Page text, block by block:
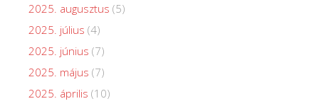
2025. augusztus (5)
2025. július (4)
2025. június (7)
2025. május (7)
2025. április (10)